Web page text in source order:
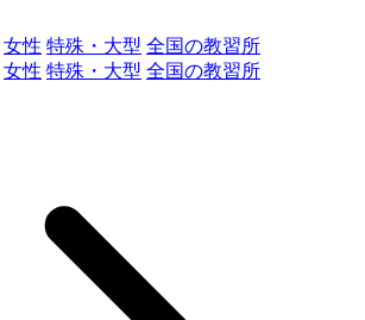
女性 特殊・大型 全国の教習所
女性 特殊・大型 全国の教習所